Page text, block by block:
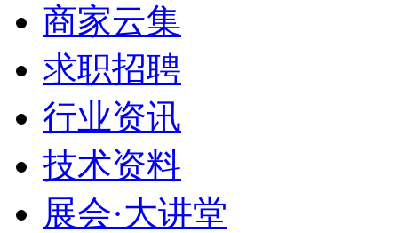
商家云集
求职招聘
行业资讯
技术资料
展会·大讲堂